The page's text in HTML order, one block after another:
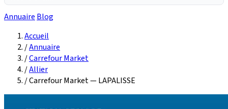
Annuaire Blog
Accueil
/Annuaire
/Carrefour Market
/Allier
/Carrefour Market — LAPALISSE